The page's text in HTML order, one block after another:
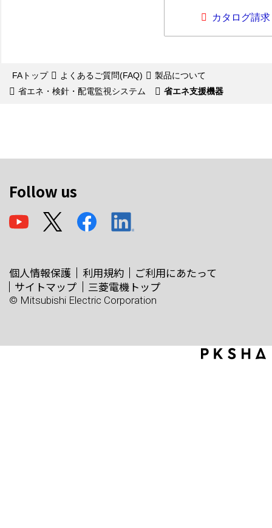
カタログ請求
FAトップ よくあるご質問(FAQ)
製品について
省エネ・検針・配電監視システム
省エネ支援機器
Follow us
個人情報保護 利用規約
ご利用にあたって
サイトマップ
三菱電機トップ
© Mitsubishi Electric Corporation